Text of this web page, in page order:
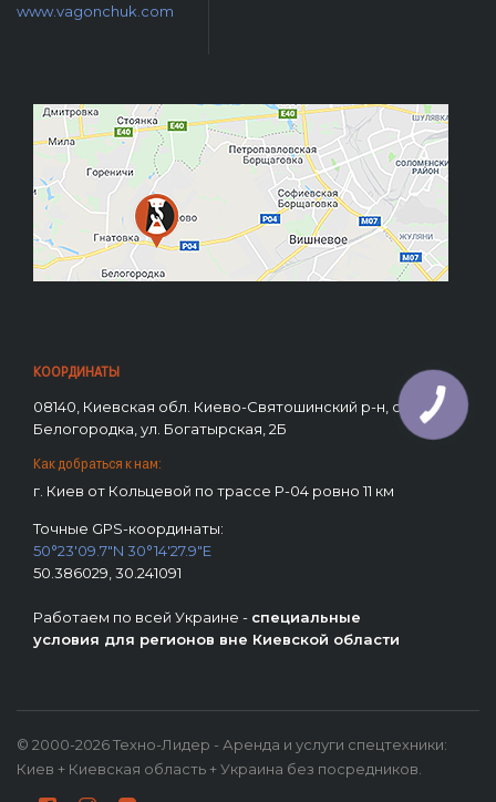
www.vagonchuk.com
КООРДИНАТЫ
08140, Киевская обл. Киево-Святошинский р-н, с.
Белогородка, ул. Богатырская, 2Б
Как добраться к нам:
г. Киев от Кольцевой по трассе Р-04 ровно 11 км
Точные GPS-координаты:
50°23'09.7"N 30°14'27.9"E
50.386029, 30.241091
Работаем по всей Украине - специальные
условия для регионов вне Киевской области
© 2000-2026 Техно-Лидер - Аренда и услуги спецтехники:
Киев + Киевская область + Украина без посредников.